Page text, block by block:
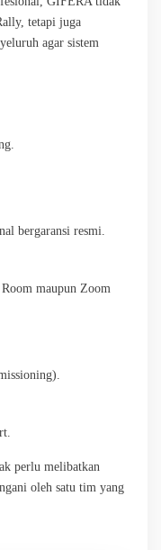
tetapi juga
agar sistem
bergaransi resmi.
maupun Zoom
perlu melibatkan
oleh satu tim yang